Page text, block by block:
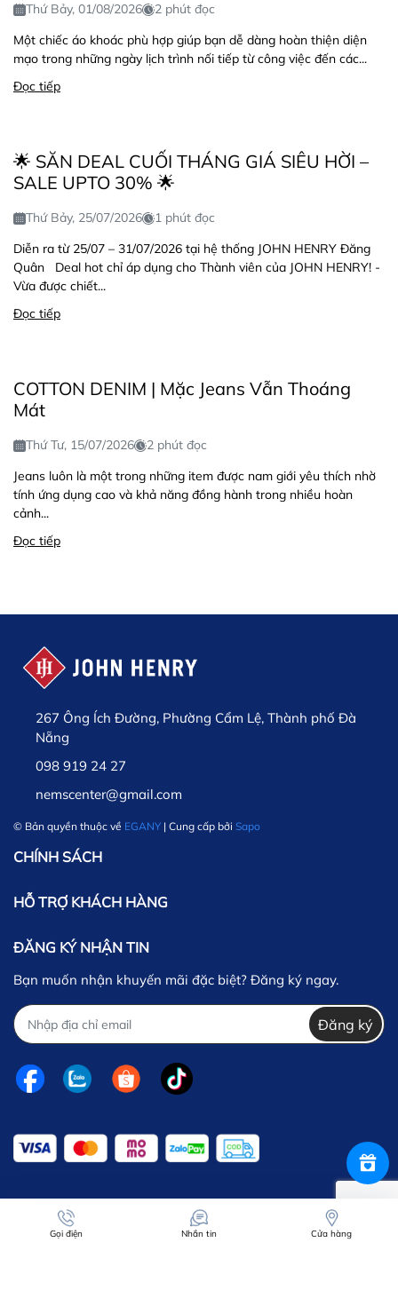
Thứ Bảy, 01/08/2026
2 phút đọc
Một chiếc áo khoác phù hợp giúp bạn dễ dàng hoàn thiện diện
mạo trong những ngày lịch trình nối tiếp từ công việc đến các...
Đọc tiếp
🌟 SĂN DEAL CUỐI THÁNG GIÁ SIÊU HỜI –
SALE UPTO 30% 🌟
Thứ Bảy, 25/07/2026
1 phút đọc
Diễn ra từ 25/07 – 31/07/2026 tại hệ thống JOHN HENRY Đăng
Quân Deal hot chỉ áp dụng cho Thành viên của JOHN HENRY! -
Vừa được chiết...
Đọc tiếp
COTTON DENIM | Mặc Jeans Vẫn Thoáng
Mát
Thứ Tư, 15/07/2026
2 phút đọc
Jeans luôn là một trong những item được nam giới yêu thích nhờ
tính ứng dụng cao và khả năng đồng hành trong nhiều hoàn
cảnh...
Đọc tiếp
267 Ông Ích Đường, Phường Cẩm Lệ, Thành phố Đà
Nẵng
098 919 24 27
nemscenter@gmail.com
© Bản quyền thuộc về EGANY | Cung cấp bởi Sapo
CHÍNH SÁCH
HỖ TRỢ KHÁCH HÀNG
ĐĂNG KÝ NHẬN TIN
Bạn muốn nhận khuyến mãi đặc biệt? Đăng ký ngay.
Đăng ký
Gọi điện Nhắn tin Cửa hàng